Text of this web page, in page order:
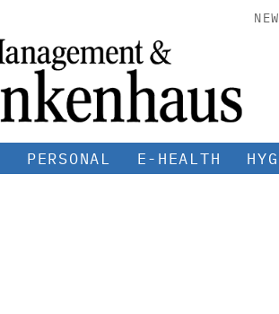
PERSONAL E-HEALTH